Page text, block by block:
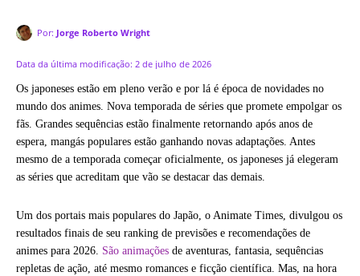
Por: Jorge Roberto Wright
Data da última modificação: 2 de julho de 2026
Os japoneses estão em pleno verão e por lá é época de novidades no
mundo dos animes. Nova temporada de séries que promete empolgar os
fãs. Grandes sequências estão finalmente retornando após anos de
espera, mangás populares estão ganhando novas adaptações. Antes
mesmo de a temporada começar oficialmente, os japoneses já elegeram
as séries que acreditam que vão se destacar das demais.
Um dos portais mais populares do Japão, o Animate Times, divulgou os
resultados finais de seu ranking de previsões e recomendações de
animes para 2026. São animações de aventuras, fantasia, sequências
repletas de ação, até mesmo romances e ficção científica. Mas, na hora